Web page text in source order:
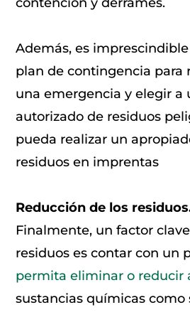
Además, es
plan de contingencia para
una emergencia y elegir a
autorizado de residuos
pueda realizar un
residuos en imprentas
Reducción de los
Finalmente, un factor
residuos es contar con un
permita eliminar o reducir
sustancias químicas como